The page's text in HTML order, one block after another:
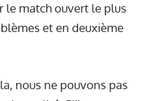
le match ouvert le plus
et en deuxième
nous ne pouvons pas